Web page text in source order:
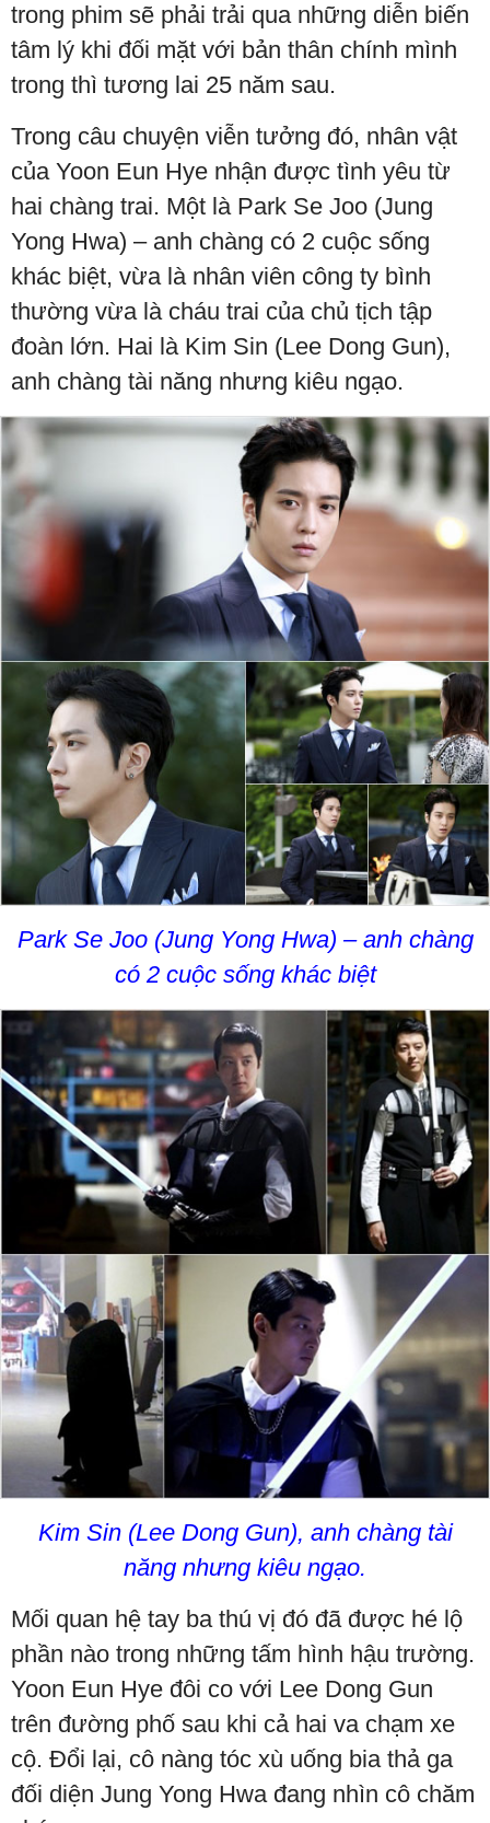
trong phim sẽ phải trải qua những diễn biến
tâm lý khi đối mặt với bản thân chính mình
trong thì tương lai 25 năm sau.
Trong câu chuyện viễn tưởng đó, nhân vật
của Yoon Eun Hye nhận được tình yêu từ
hai chàng trai. Một là Park Se Joo (Jung
Yong Hwa) – anh chàng có 2 cuộc sống
khác biệt, vừa là nhân viên công ty bình
thường vừa là cháu trai của chủ tịch tập
đoàn lớn. Hai là Kim Sin (Lee Dong Gun),
anh chàng tài năng nhưng kiêu ngạo.
Park Se Joo (Jung Yong Hwa) – anh chàng
có 2 cuộc sống khác biệt
Kim Sin (Lee Dong Gun), anh chàng tài
năng nhưng kiêu ngạo.
Mối quan hệ tay ba thú vị đó đã được hé lộ
phần nào trong những tấm hình hậu trường.
Yoon Eun Hye đôi co với Lee Dong Gun
trên đường phố sau khi cả hai va chạm xe
cộ. Đổi lại, cô nàng tóc xù uống bia thả ga
đối diện Jung Yong Hwa đang nhìn cô chăm